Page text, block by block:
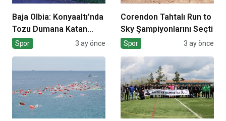
Baja Olbia: Konyaaltı’nda
Tozu Dumana Katan
Mücadele
Spor 3 ay önce
Corendon Tahtalı Run to
Sky Şampiyonlarını Seçti
Spor 3 ay önce